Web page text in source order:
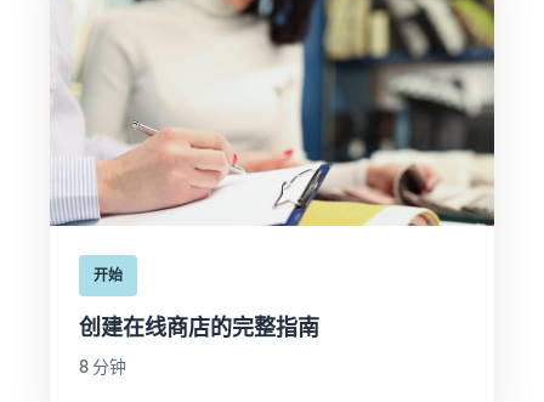
开始
创建在线商店的完整指南
8 分钟